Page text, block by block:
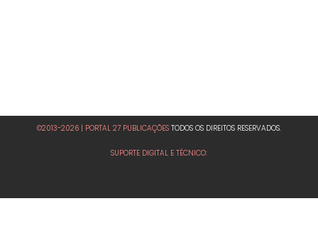
©2013-2026 | PORTAL 27 PUBLICAÇÕES TODOS OS DIREITOS RESERVADOS.
SUPORTE DIGITAL E TÉCNICO: